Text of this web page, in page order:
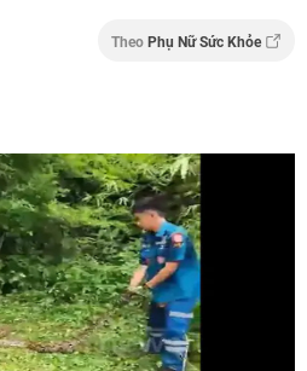
Theo Phụ Nữ Sức Khỏe